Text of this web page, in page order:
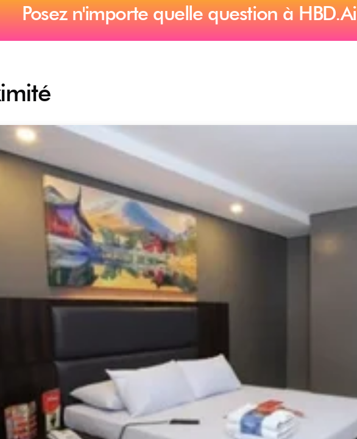
Posez n'importe quelle question à HBD.Ai